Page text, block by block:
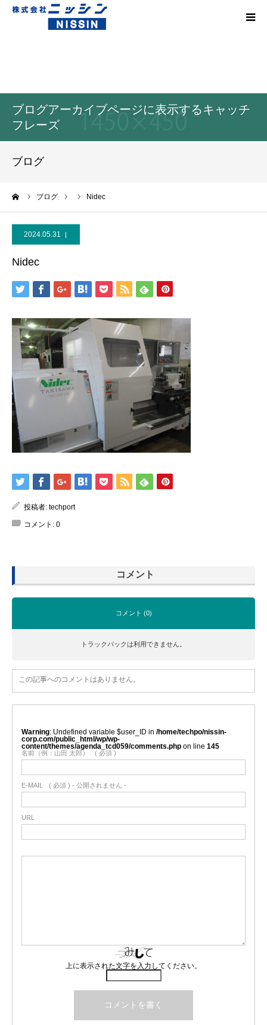
ブログアーカイブページに表示するキャッチ
フレーズ
ブログ
ブログ Nidec
2024.05.31
Nidec
投稿者: techport
コメント: 0
コメント
コメント (0)
トラックバックは利用できません。
この記事へのコメントはありません。
Warning : Undefined variable $user_ID in /home/techpo/nissin-
corp.com/public_html/wp/wp-
content/themes/agenda_tcd059/comments.php on line 145
名前（例：山田 太郎） ( 必須 )
E-MAIL ( 必須 ) - 公開されません -
URL
上に表示された文字を入力してください。
製品事例
お問合せ